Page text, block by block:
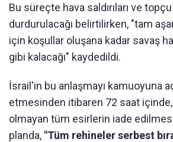
Bu süreçte hava saldırıları ve topçu
durdurulacağı belirtilirken, "tam
için koşullar oluşana kadar savaş
gibi kalacağı" kaydedildi.
İsrail'in bu anlaşmayı kamuoyuna
etmesinden itibaren 72 saat
olmayan tüm esirlerin iade
planda, "Tüm rehineler serbest